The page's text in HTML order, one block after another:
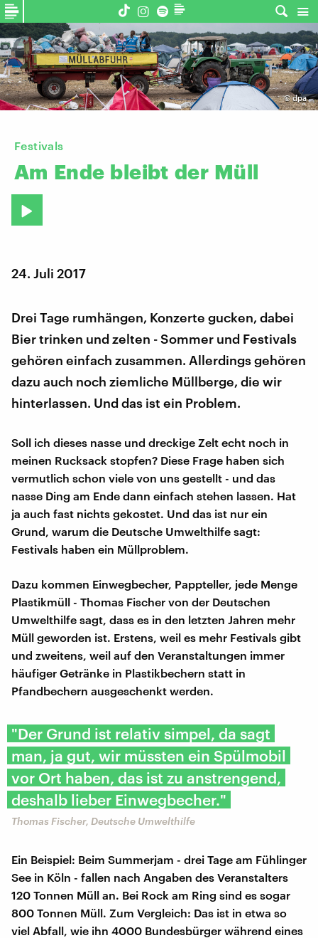
©dpa
Festivals
Am Ende bleibt der Müll
24. Juli 2017
Drei Tage rumhängen, Konzerte gucken, dabei
Bier trinken und zelten - Sommer und Festivals
gehören einfach zusammen. Allerdings gehören
dazu auch noch ziemliche Müllberge, die wir
hinterlassen. Und das ist ein Problem.
Soll ich dieses nasse und dreckige Zelt echt noch in
meinen Rucksack stopfen? Diese Frage haben sich
vermutlich schon viele von uns gestellt - und das
nasse Ding am Ende dann einfach stehen lassen. Hat
ja auch fast nichts gekostet. Und das ist nur ein
Grund, warum die Deutsche Umwelthilfe sagt:
Festivals haben ein Müllproblem.
Dazu kommen Einwegbecher, Pappteller, jede Menge
Plastikmüll - Thomas Fischer von der Deutschen
Umwelthilfe sagt, dass es in den letzten Jahren mehr
Müll geworden ist. Erstens, weil es mehr Festivals gibt
und zweitens, weil auf den Veranstaltungen immer
häufiger Getränke in Plastikbechern statt in
Pfandbechern ausgeschenkt werden.
"Der Grund ist relativ simpel, da sagt
man, ja gut, wir müssten ein Spülmobil
vor Ort haben, das ist zu anstrengend,
deshalb lieber Einwegbecher."
Thomas Fischer, Deutsche Umwelthilfe
Ein Beispiel: Beim Summerjam - drei Tage am Fühlinger
See in Köln - fallen nach Angaben des Veranstalters
120 Tonnen Müll an. Bei Rock am Ring sind es sogar
800 Tonnen Müll. Zum Vergleich: Das ist in etwa so
viel Abfall, wie ihn 4000 Bundesbürger während eines